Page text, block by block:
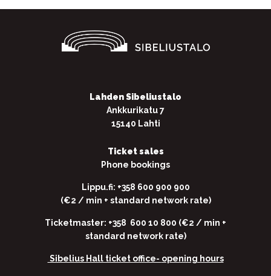
Lahden Sibeliustalo
Ankkurikatu 7
15140 Lahti
Ticket sales
Phone bookings
Lippu.fi: +358 600 900 900
(€2 / min + standard network rate)
Ticketmaster: +358 600 10 800 (€2 / min +
standard network rate)
Sibelius Hall ticket office- opening hours